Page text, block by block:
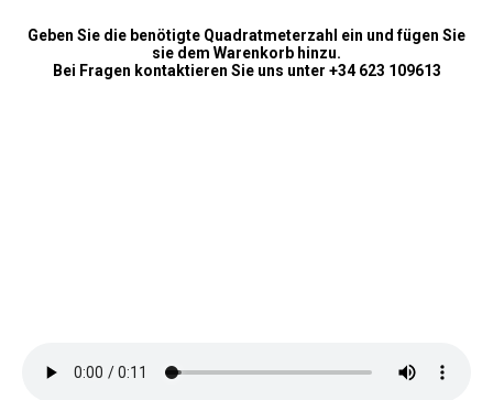
Geben Sie die benötigte Quadratmeterzahl ein und fügen Sie
sie dem Warenkorb hinzu.
Bei Fragen kontaktieren Sie uns unter +34 623 109613